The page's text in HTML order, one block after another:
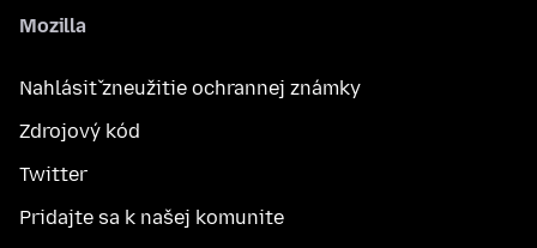
Mozilla
Nahlásiť zneužitie ochrannej známky
Zdrojový kód
Twitter
Pridajte sa k našej komunite